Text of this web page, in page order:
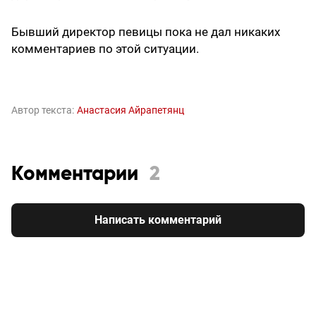
Бывший директор певицы пока не дал никаких
комментариев по этой ситуации.
Автор текста: Анастасия Айрапетянц
Комментарии 2
Написать комментарий